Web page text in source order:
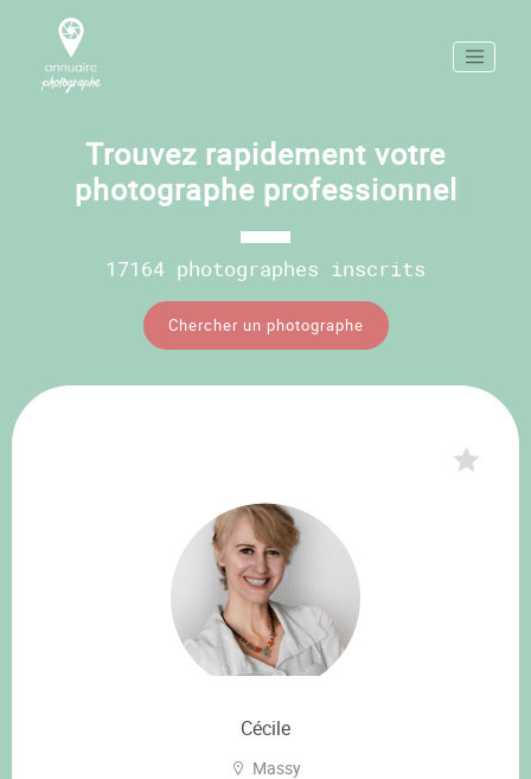
Trouvez rapidement votre
photographe professionnel
17164 photographes inscrits
Chercher un photographe
Cécile
Massy